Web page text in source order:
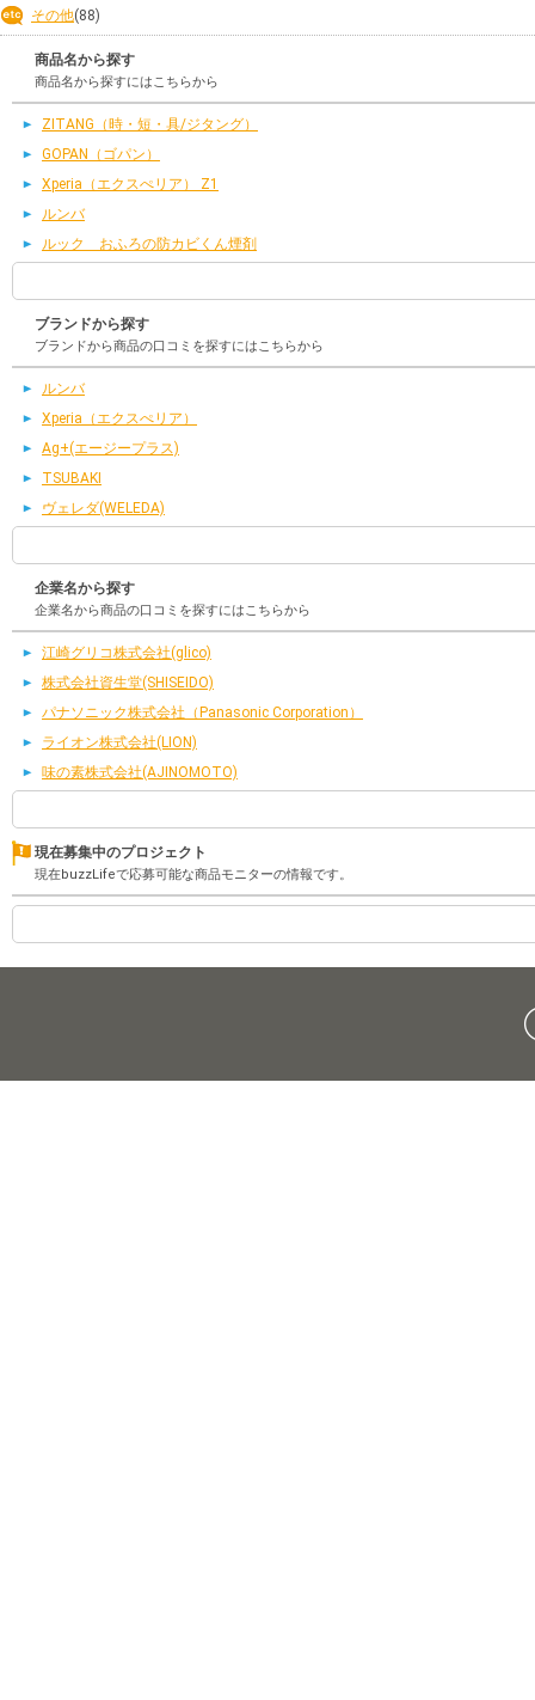
その他(88)
商品名から探す
商品名から探すにはこちらから
ZITANG（時・短・具/ジタング）
GOPAN（ゴパン）
Xperia（エクスぺリア） Z1
ルンバ
ルック おふろの防カビくん煙剤
ブランドから探す
ブランドから商品の口コミを探すにはこちらから
ルンバ
Xperia（エクスぺリア）
Ag+(エージープラス)
TSUBAKI
ヴェレダ(WELEDA)
企業名から探す
企業名から商品の口コミを探すにはこちらから
江崎グリコ株式会社(glico)
株式会社資生堂(SHISEIDO)
パナソニック株式会社（Panasonic Corporation）
ライオン株式会社(LION)
味の素株式会社(AJINOMOTO)
現在募集中のプロジェクト
現在buzzLifeで応募可能な商品モニターの情報です。